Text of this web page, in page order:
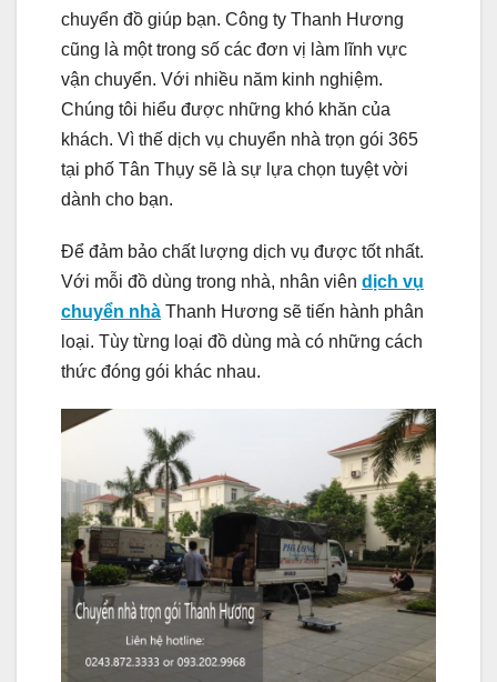
chuyển đồ giúp bạn. Công ty Thanh Hương
cũng là một trong số các đơn vị làm lĩnh vực
vận chuyển. Với nhiều năm kinh nghiệm.
Chúng tôi hiểu được những khó khăn của
khách. Vì thế dịch vụ chuyển nhà trọn gói 365
tại phố Tân Thụy sẽ là sự lựa chọn tuyệt vời
dành cho bạn.
Để đảm bảo chất lượng dịch vụ được tốt nhất.
Với mỗi đồ dùng trong nhà, nhân viên dịch vụ
chuyển nhà Thanh Hương sẽ tiến hành phân
loại. Tùy từng loại đồ dùng mà có những cách
thức đóng gói khác nhau.